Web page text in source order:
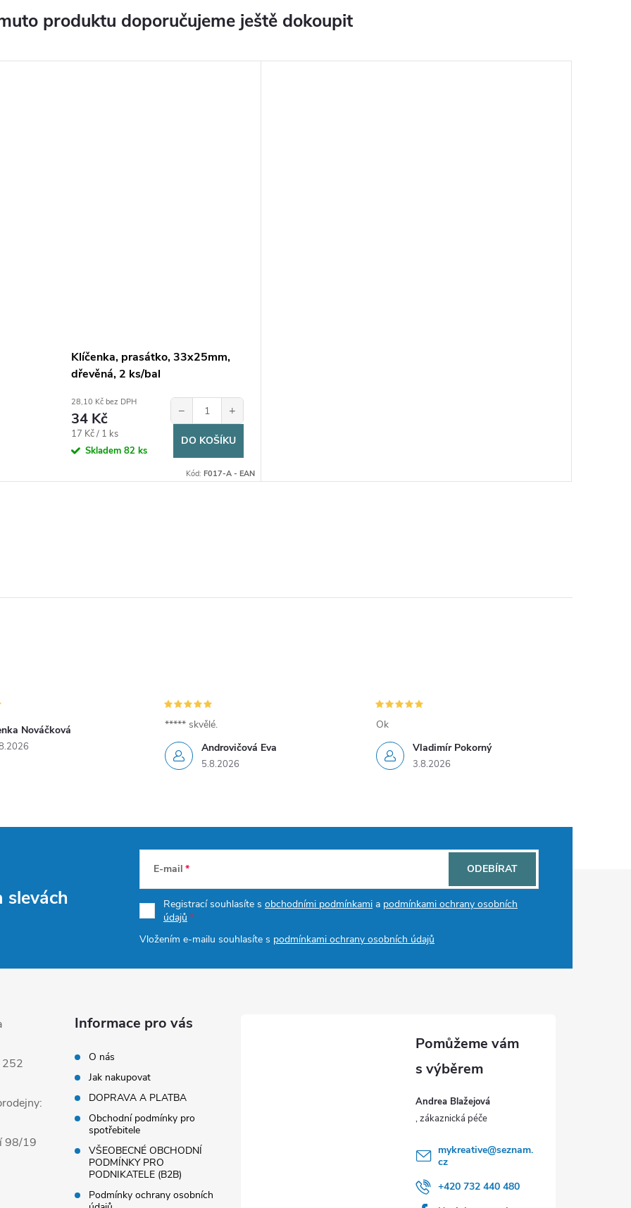
produktu doporučujeme ještě dokoupit
Klíčenka, prasátko, 33x25mm,
dřevěná, 2 ks/bal
28,10 Kč bez DPH
34 Kč
Měrná
cena:
17 Kč / 1 ks
Skladem 82 ks
− +
DO KOŠÍKU
Kód: F017-A - EAN
Nováčková
Androvičová Eva
5.8.2026
***** skvělé.
Vladimír Pokorný
3.8.2026
Ok
slevách
E-mail
Registrací souhlasíte s obchodními podmínkami a podmínkami ochrany osobních
údajů
Vložením e-mailu souhlasíte s podmínkami ochrany osobních údajů
ODEBÍRAT
98/19
Informace pro vás
O nás
Jak nakupovat
DOPRAVA A PLATBA
Obchodní podmínky pro
spotřebitele
VŠEOBECNÉ OBCHODNÍ
PODMÍNKY PRO
PODNIKATELE (B2B)
Podmínky ochrany osobních
Andrea Blažejová
mykreative@seznam.
cz
+420 732 440 480